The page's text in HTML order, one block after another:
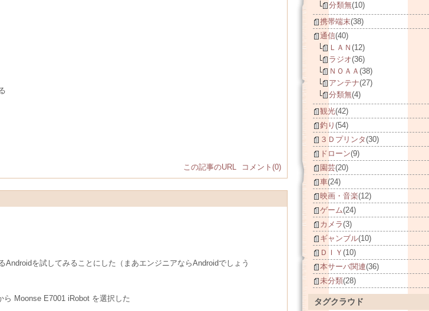
この記事のURL コメント(0)
を試してみることにした（まあエンジニアならAndroidでしょう
Moonse E7001 iRobot を選択した
分類無(10)
携帯端末(38)
通信(40)
ＬＡＮ (12)
ラジオ(36)
ＮＯＡＡ (38)
アンテナ(27)
分類無(4)
観光(42)
釣り (54)
３Ｄプリンタ(30)
ドローン(9)
園芸(20)
車(24)
映画・音楽(12)
ゲーム(24)
カメラ(3)
ギャンブル(10)
ＤＩＹ (10)
本サーバ関連(36)
未分類(28)
タグクラウド